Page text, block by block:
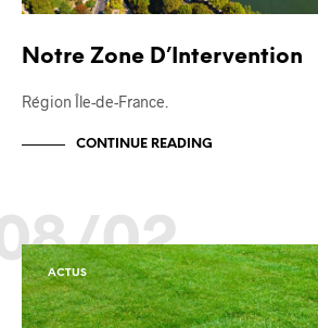
Notre Zone D’Intervention
Région Île-de-France.
CONTINUE READING
02
ACTUS